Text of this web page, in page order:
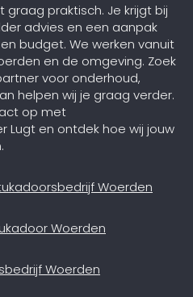
praktisch. Je krijgt bij
advies en een aanpak
budget. We werken vanuit
en de omgeving. Zoek
voor onderhoud,
helpen wij je graag verder.
op met
Lugt en ontdek hoe wij jouw
Woerden
Woerden
Woerden